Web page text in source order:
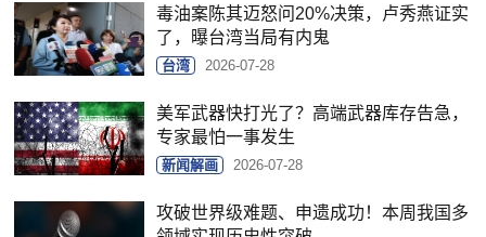
毒油案陈其迈怒问20%决策，卢秀燕证实
了，曝台湾当局有内鬼
台湾 2026-07-28
美军武器快打光了？高端武器库存告急，
专家最怕一事发生
新闻解画 2026-07-28
攻破世界级难题、申遗成功！本周我国多